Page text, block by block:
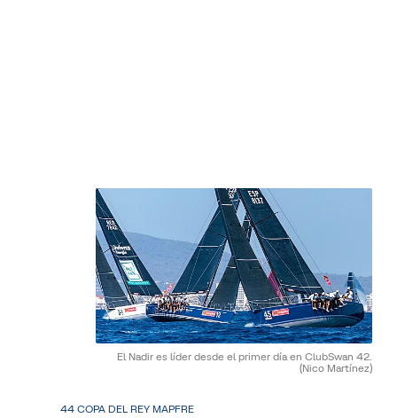
El Nadir es líder desde el primer día en ClubSwan 42.
(Nico Martínez)
44 COPA DEL REY MAPFRE